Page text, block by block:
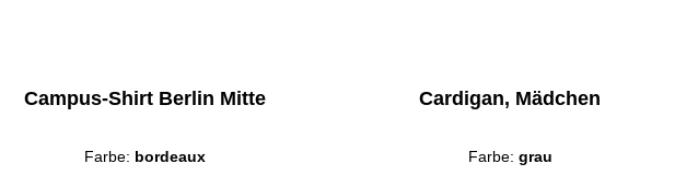
Campus-Shirt Berlin Mitte
Farbe: bordeaux
Cardigan, Mädchen
Farbe: grau